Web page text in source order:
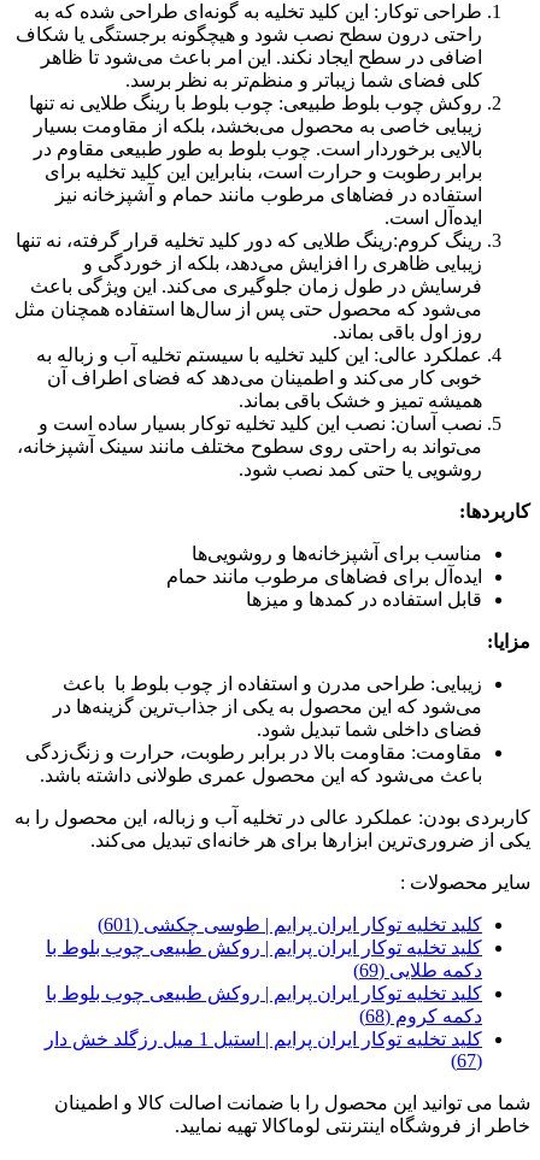
طراحی توکار : این کلید تخلیه به گونه‌ای طراحی شده که به
راحتی درون سطح نصب شود و هیچگونه برجستگی یا شکاف
اضافی در سطح ایجاد نکند. این امر باعث می‌شود تا ظاهر
کلی فضای شما زیباتر و منظم‌تر به نظر برسد.
روکش چوب بلوط طبیعی: چوب بلوط با رینگ طلایی نه تنها
زیبایی خاصی به محصول می‌بخشد، بلکه از مقاومت بسیار
بالایی برخوردار است. چوب بلوط به طور طبیعی مقاوم در
برابر رطوبت و حرارت است، بنابراین این کلید تخلیه برای
استفاده در فضاهای مرطوب مانند حمام و آشپزخانه نیز
ایده‌آل است.
رینگ کروم:رینگ طلایی که دور کلید تخلیه قرار گرفته، نه تنها
زیبایی ظاهری را افزایش می‌دهد، بلکه از خوردگی و
فرسایش در طول زمان جلوگیری می‌کند. این ویژگی باعث
می‌شود که محصول حتی پس از سال‌ها استفاده همچنان مثل
روز اول باقی بماند.
عملکرد عالی: این کلید تخلیه با سیستم تخلیه آب و زباله به
خوبی کار می‌کند و اطمینان می‌دهد که فضای اطراف آن
همیشه تمیز و خشک باقی بماند.
نصب آسان: نصب این کلید تخلیه توکار بسیار ساده است و
می‌تواند به راحتی روی سطوح مختلف مانند سینک آشپزخانه،
روشویی یا حتی کمد نصب شود.
کاربردها:
مناسب برای آشپزخانه‌ها و روشویی‌ها
ایده‌آل برای فضاهای مرطوب مانند حمام
قابل استفاده در کمدها و میزها
مزایا:
زیبایی: طراحی مدرن و استفاده از چوب بلوط با باعث
می‌شود که این محصول به یکی از جذاب‌ترین گزینه‌ها در
فضای داخلی شما تبدیل شود.
مقاومت: مقاومت بالا در برابر رطوبت، حرارت و زنگ‌زدگی
باعث می‌شود که این محصول عمری طولانی داشته باشد.
کاربردی بودن: عملکرد عالی در تخلیه آب و زباله، این محصول را به
یکی از ضروری‌ترین ابزارها برای هر خانه‌ای تبدیل می‌کند.
سایر محصولات :
کلید تخلیه توکار ایران پرایم | طوسی چکشی (601)
کلید تخلیه توکار ایران پرایم | روکش طبیعی چوب بلوط با
دکمه طلایی (69)
کلید تخلیه توکار ایران پرایم | روکش طبیعی چوب بلوط با
دکمه کروم (68)
کلید تخلیه توکار ایران پرایم | استیل 1 میل رزگلد خش دار
(67)
شما می توانید این محصول را با ضمانت اصالت کالا و اطمینان
خاطر از فروشگاه اینترنتی لوماکالا تهیه نمایید.